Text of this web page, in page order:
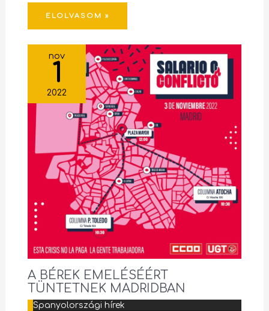
ELOLVASOM »
nov
1
2022
A BÉREK EMELÉSÉÉRT
TÜNTETNEK MADRIDBAN
Spanyolországi hírek